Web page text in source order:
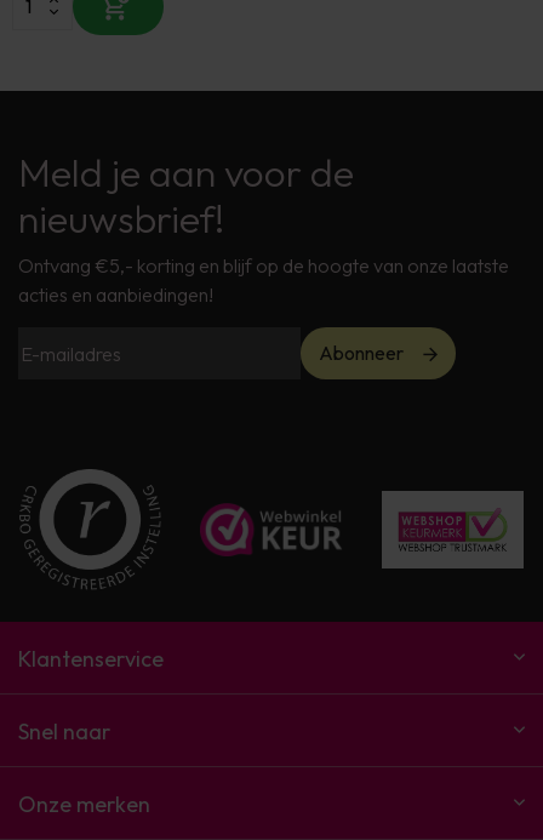
Meld je aan voor de
nieuwsbrief!
Ontvang €5,- korting en blijf op de hoogte van onze laatste
acties en aanbiedingen!
Abonneer
Klantenservice
Snel naar
Onze merken